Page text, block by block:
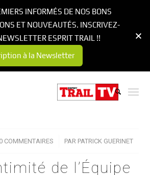
0 COMMENTAIRES
/ PAR PATRICK GUERINET
de l’Équipe
INFORMÉS DE NOS BONS
ET NOUVEAUTÉS. INSCRIVEZ-
ESPRIT TRAIL !!
à la Newsletter